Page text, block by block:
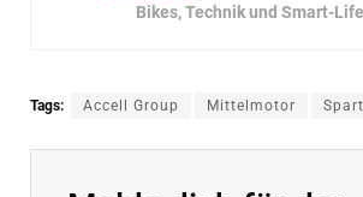
Bikes, Technik und Smart-Life!
Tags: Accell Group Mittelmotor